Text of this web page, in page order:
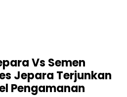
Vs Semen
Jepara Terjunkan
Pengamanan